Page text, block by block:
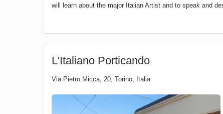
will learn about the major Italian Artist and to speak and
L'Italiano Porticando
Via Pietro Micca, 20, Torino, Italia